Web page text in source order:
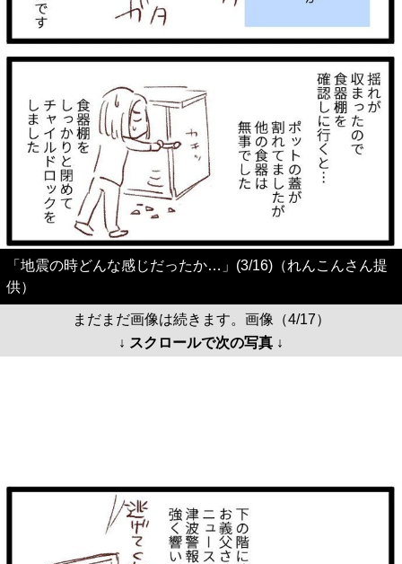
「地震の時どんな感じだったか…」(3/16)（れんこんさん提
供）
まだまだ画像は続きます。画像（4/17）
↓ スクロールで次の写真 ↓